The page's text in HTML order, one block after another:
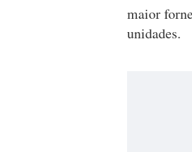
maior
unidades.